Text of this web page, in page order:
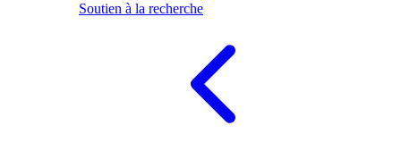
Soutien à la recherche